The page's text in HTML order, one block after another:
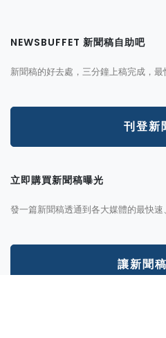
NEWSBUFFET 新聞稿自助吧
新聞稿的好去處，三分鐘上稿完成，最
刊登新
立即購買新聞稿曝光
發一篇新聞稿透通到各大媒體的最快速
讓新聞